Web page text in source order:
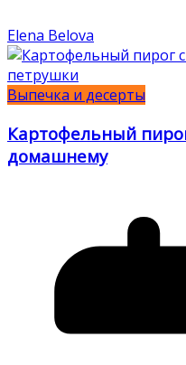
Elena Belova
Выпечка и десерты
Картофельный
домашнему